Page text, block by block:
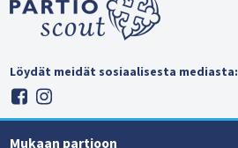
Löydät meidät sosiaalisesta mediasta:
Mukaan partioon